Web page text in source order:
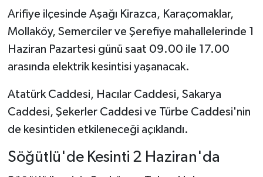
Arifiye ilçesinde Aşağı Kirazca, Karaçomaklar,
Mollaköy, Semerciler ve Şerefiye mahallelerinde 1
Haziran Pazartesi günü saat 09.00 ile 17.00
arasında elektrik kesintisi yaşanacak.
Atatürk Caddesi, Hacılar Caddesi, Sakarya
Caddesi, Şekerler Caddesi ve Türbe Caddesi'nin
de kesintiden etkileneceği açıklandı.
Söğütlü'de Kesinti 2 Haziran'da